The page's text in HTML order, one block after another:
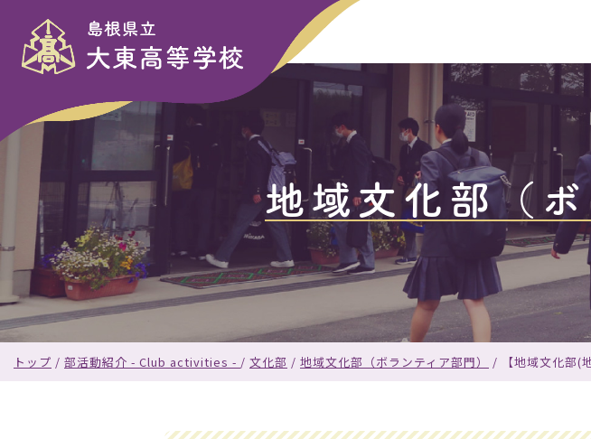
地域文化部（
現
トップ / 部活動紹介 - Club activities - / 文化部 / 地域文化部（ボランティア部門） / 【地域文化部